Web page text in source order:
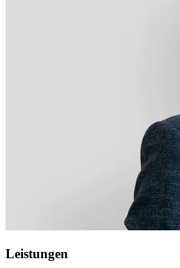
Leistungen